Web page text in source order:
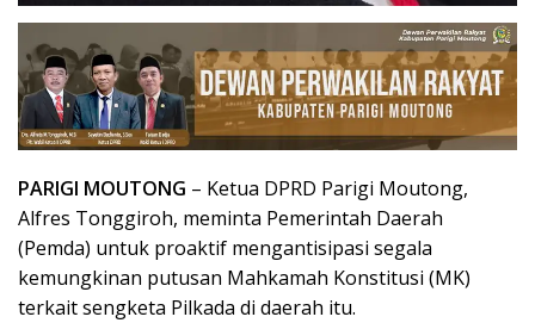
PARIGI MOUTONG – Ketua DPRD Parigi Moutong,
Alfres Tonggiroh, meminta Pemerintah Daerah
(Pemda) untuk proaktif mengantisipasi segala
kemungkinan putusan Mahkamah Konstitusi (MK)
terkait sengketa Pilkada di daerah itu.